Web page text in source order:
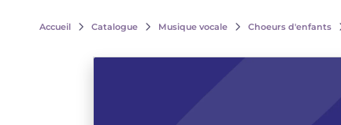
Accueil Catalogue Musique vocale Choeurs d'enfants